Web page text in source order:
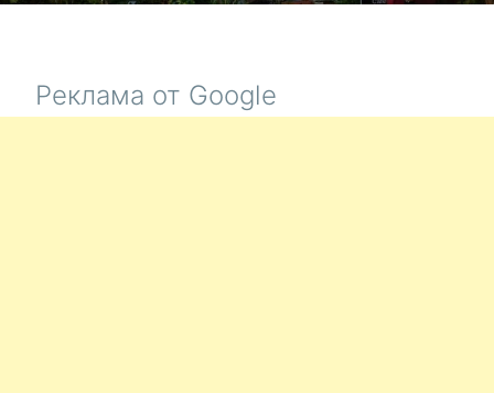
Реклама от Google